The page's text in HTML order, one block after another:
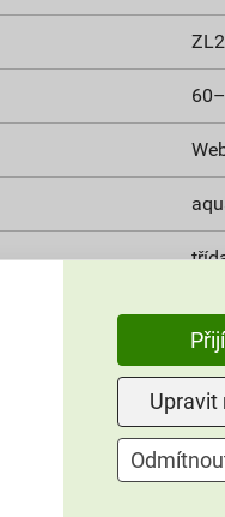
od
25
Upravit